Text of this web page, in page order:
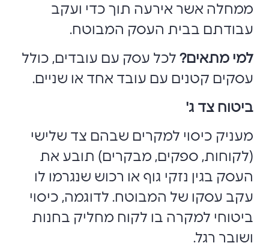
ממחלה אשר אירעה תוך כדי ועקב
עבודתם בבית העסק המבוטח.
למי מתאים? לכל עסק עם עובדים, כולל
עסקים קטנים עם עובד אחד או שניים.
ביטוח צד ג'
מעניק כיסוי למקרים שבהם צד שלישי
(לקוחות, ספקים, מבקרים) תובע את
העסק בגין נזקי גוף או רכוש שנגרמו לו
עקב עסקו של המבוטח. לדוגמה, כיסוי
ביטוחי למקרה בו לקוח מחליק בחנות
ושובר רגל.